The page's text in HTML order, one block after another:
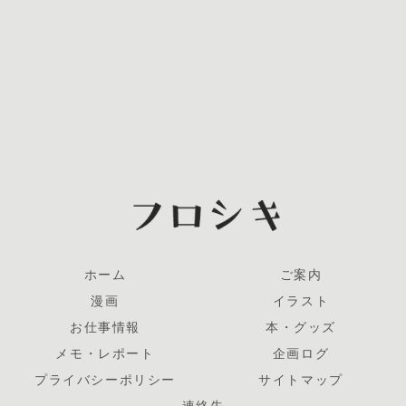
ホーム
ご案内
漫画
イラスト
お仕事情報
本・グッズ
メモ・レポート
企画ログ
プライバシーポリシー
サイトマップ